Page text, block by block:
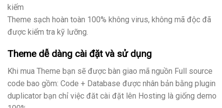
kiếm
Theme sạch hoàn toàn 100% không virus, không mã độc đã
được kiểm tra kỹ lưỡng.
Theme dễ dàng cài đặt và sử dụng
Khi mua Theme bạn sẽ được bàn giao mã nguồn Full source
code bao gồm: Code + Database được nhân bản bằng plugin
duplicator bạn chỉ việc đăt cài đặt lên Hosting là giống demo